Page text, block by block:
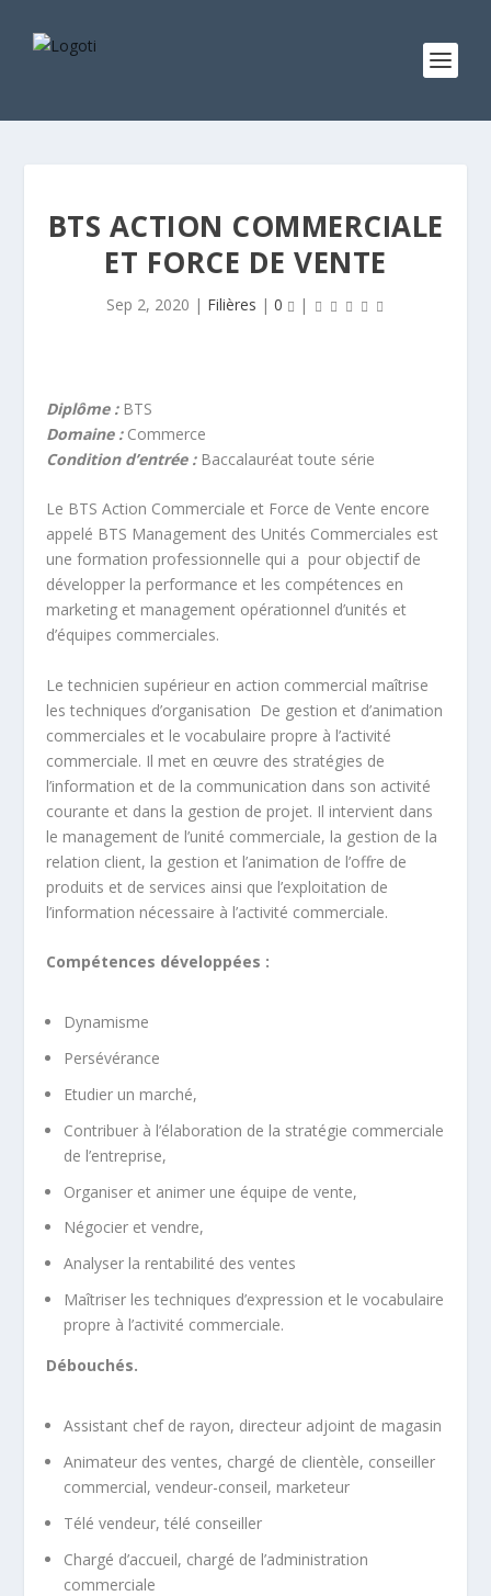
BTS ACTION COMMERCIALE
ET FORCE DE VENTE
Sep 2, 2020 | Filières | 0 |
Diplôme : BTS
Domaine : Commerce
Condition d’entrée : Baccalauréat toute série
Le BTS Action Commerciale et Force de Vente encore
appelé BTS Management des Unités Commerciales est
une formation professionnelle qui a pour objectif de
développer la performance et les compétences en
marketing et management opérationnel d’unités et
d’équipes commerciales.
Le technicien supérieur en action commercial maîtrise
les techniques d’organisation De gestion et d’animation
commerciales et le vocabulaire propre à l’activité
commerciale. Il met en œuvre des stratégies de
l’information et de la communication dans son activité
courante et dans la gestion de projet. Il intervient dans
le management de l’unité commerciale, la gestion de la
relation client, la gestion et l’animation de l’offre de
produits et de services ainsi que l’exploitation de
l’information nécessaire à l’activité commerciale.
Compétences développées :
Dynamisme
Persévérance
Etudier un marché,
Contribuer à l’élaboration de la stratégie commerciale
de l’entreprise,
Organiser et animer une équipe de vente,
Négocier et vendre,
Analyser la rentabilité des ventes
Maîtriser les techniques d’expression et le vocabulaire
propre à l’activité commerciale.
Débouchés.
Assistant chef de rayon, directeur adjoint de magasin
Animateur des ventes, chargé de clientèle, conseiller
commercial, vendeur-conseil, marketeur
Télé vendeur, télé conseiller
Chargé d’accueil, chargé de l’administration
commerciale